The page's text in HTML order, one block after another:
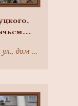
Москва, Большая Пироговская ул., дом 6, строение 8